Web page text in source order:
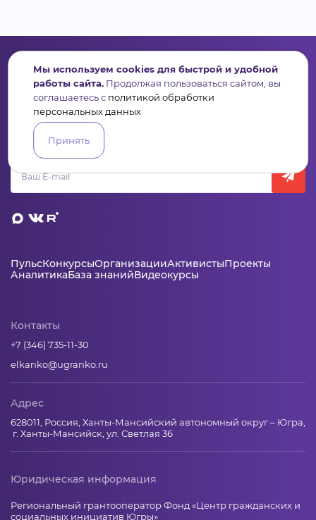
Сервис для некоммерческих организаций
и социальных предпринимателей
Подпишись на рассылку дайджест, новости, мероприятия
ПульсКонкурсыОрганизацииАктивистыПроекты
АналитикаБаза знанийВидеокурсы
Контакты
+7 (346) 735-11-30
elkanko@ugranko.ru
Адрес
628011, Россия, Ханты-Мансийский автономный округ – Югра,
г. Ханты-Мансийск, ул. Светлая 36
Юридическая информация
Региональный грантооператор Фонд «Центр гражданских и
социальных инициатив Югры»
Мы используем cookies для быстрой и удобной
работы сайта. Продолжая пользоваться сайтом, вы
соглашаетесь с политикой обработки
персональных данных
Принять